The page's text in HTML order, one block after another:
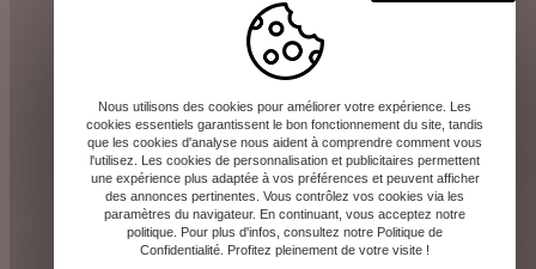
Effectuez votre règlement
Le paiement de la consultation s’effectue
en toute sécurité à l’avance, une fois le
rendez-vous validé. Les instructions de
paiement vous seront communiquées avec
la confirmation.
Cette méthode vous garantit la même qualité
d’écoute et de guidance, où que vous soyez.
Nous utilisons des cookies pour améliorer votre expérience. Les
cookies essentiels garantissent le bon fonctionnement du site, tandis
que les cookies d'analyse nous aident à comprendre comment vous
l'utilisez. Les cookies de personnalisation et publicitaires permettent
une expérience plus adaptée à vos préférences et peuvent afficher
des annonces pertinentes. Vous contrôlez vos cookies via les
paramètres du navigateur. En continuant, vous acceptez notre
politique. Pour plus d'infos, consultez notre Politique de
Confidentialité. Profitez pleinement de votre visite !